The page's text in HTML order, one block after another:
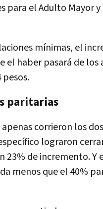
para el Adulto Mayor
mínimas, el
el haber pasará de los
pesos.
paritarias
corrieron los
lograron
23% de incremento. Y
menos que el 40%